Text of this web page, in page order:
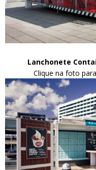
Lanchonete
Clique na foto para